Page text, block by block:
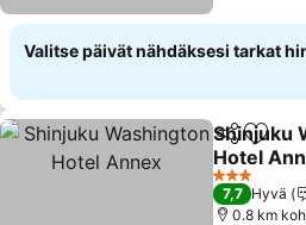
Valitse päivät nähdäksesi tarkat
Jaa Lisää
Shinjuku
Hotel
Katso
3
7,7 Hyvä
0.8 km